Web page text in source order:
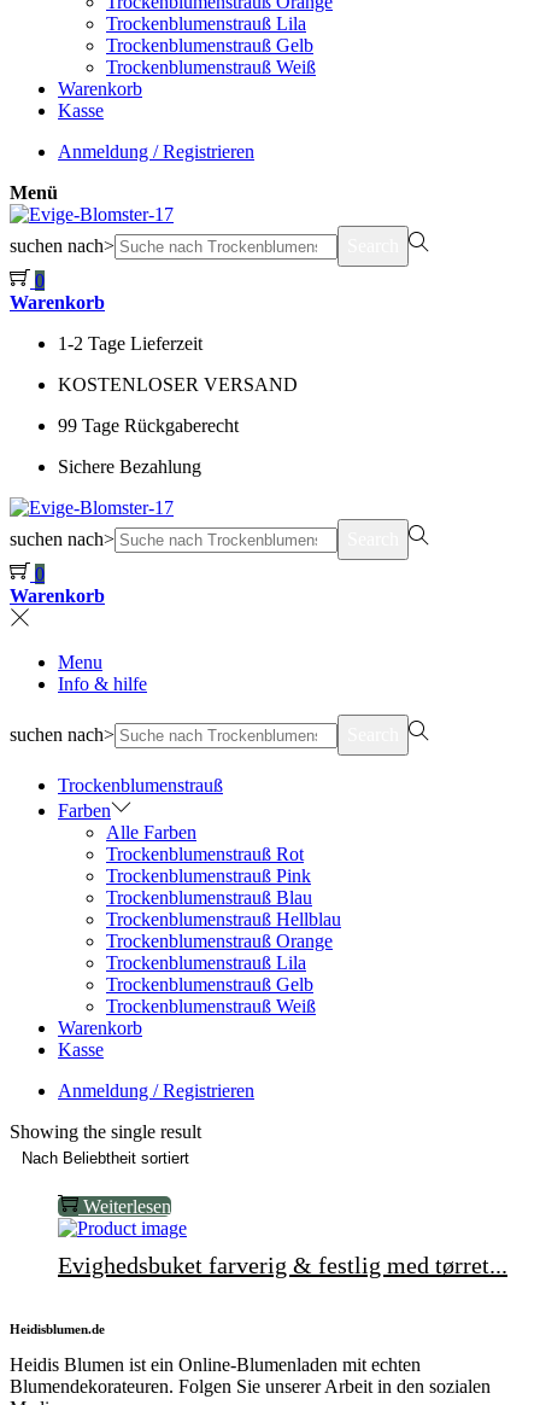
Trockenblumenstrauß Lila
Trockenblumenstrauß Gelb
Trockenblumenstrauß Weiß
Warenkorb
Kasse
Anmeldung / Registrieren
Menü
suchen nach>
0
Warenkorb
1-2 Tage Lieferzeit
KOSTENLOSER VERSAND
99 Tage Rückgaberecht
Sichere Bezahlung
suchen nach>
0
Warenkorb
Menu
Info & hilfe
suchen nach>
Trockenblumenstrauß
Farben
Alle Farben
Trockenblumenstrauß Rot
Trockenblumenstrauß Pink
Trockenblumenstrauß Blau
Trockenblumenstrauß Hellblau
Trockenblumenstrauß Orange
Trockenblumenstrauß Lila
Trockenblumenstrauß Gelb
Trockenblumenstrauß Weiß
Warenkorb
Kasse
Anmeldung / Registrieren
Showing the single result
Weiterlesen
Evighedsbuket farverig & festlig med tørret...
Heidisblumen.de
Heidis Blumen ist ein Online-Blumenladen mit echten
Blumendekorateuren. Folgen Sie unserer Arbeit in den sozialen